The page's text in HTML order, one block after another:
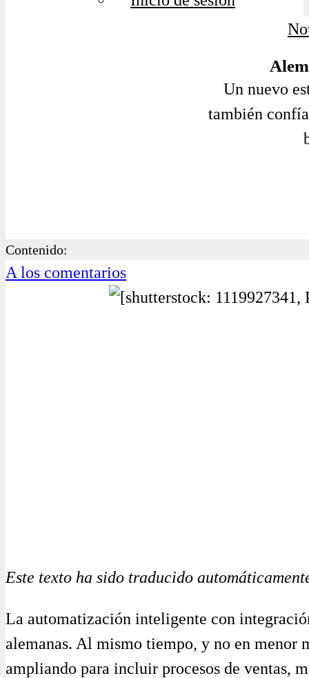
Un nuevo
también
Contenido:
A los comentarios
Este texto ha sido traducido
La automatización inteligente con
alemanas. Al mismo tiempo, y no en menor
ampliando para incluir procesos de ventas,